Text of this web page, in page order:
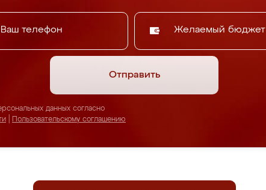
Желаемый бюджет
Отправить
данных согласно
Пользовательскому соглашению